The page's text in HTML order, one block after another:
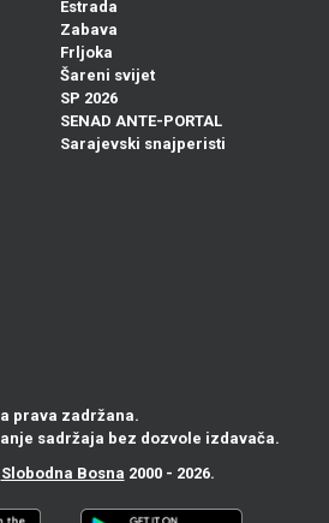
Estrada
Zabava
Frljoka
Šareni svijet
SP 2026
SENAD ANTE-PORTAL
Sarajevski snajperisti
prava zadržana.
sadržaja bez dozvole izdavača.
Slobodna Bosna 2000 - 2026.